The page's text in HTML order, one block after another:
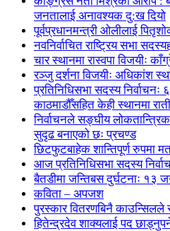
जनतालाई अनावश्यक दु:ख दियो
पूर्वप्रधानमन्त्री ओलीलाई
नवनिर्वाचित राष्ट्रिय सभा
चार स्थानमा रास्वपा विजयीः
रञ्जु दर्शना विजयीः अधिकांश
प्रतिनिधिसभा सदस्य
काठमाडौँसहित केही स्थानमा
निर्वाचनले सङ्घीय
सुदृढ बनाएको छः प्रचण्ड
छिटफुटबाहेक शान्तिपूर्ण रुपमा
आज प्रतिनिधिसभा सदस्य
बैतडीमा जन्तिबस दुर्घटनाः १३
कविता – अपजश
पुरस्कार वितरणबिनै काउन्सिलले
हितेन्द्रदेव शाक्यलाई पद